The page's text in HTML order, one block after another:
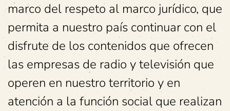
marco del respeto al marco jurídico, que
permita a nuestro país continuar con el
disfrute de los contenidos que ofrecen
las empresas de radio y televisión que
operen en nuestro territorio y en
atención a la función social que realizan